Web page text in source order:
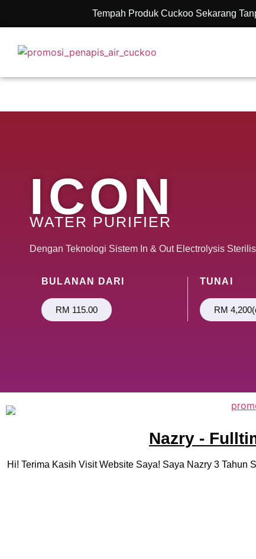
Tempah Produk Cuckoo Sekarang
ICON
WATER PURIFIER
Dengan Teknologi Sistem In & Out Electrolysis
BULANAN DARI
RM 115.00
TUNAI
RM
Nazry -
Hi! Terima Kasih Visit Website Saya! Saya Nazry 3